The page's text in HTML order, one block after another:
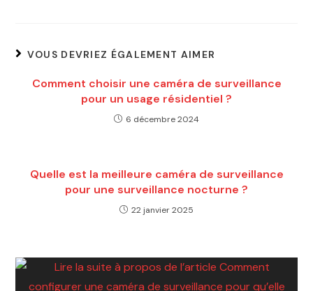
VOUS DEVRIEZ ÉGALEMENT AIMER
Comment choisir une caméra de surveillance
pour un usage résidentiel ?
6 décembre 2024
Quelle est la meilleure caméra de surveillance
pour une surveillance nocturne ?
22 janvier 2025